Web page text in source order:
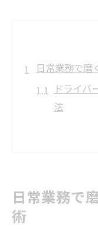
日常業務で磨
ドライバ
法
山梨の
ドライバ
日常業務で
術